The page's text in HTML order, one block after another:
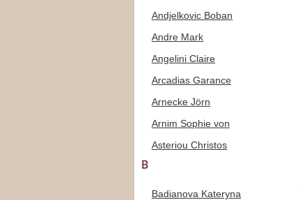
Andjelkovic Boban
Andre Mark
Angelini Claire
Arcadias Garance
Arnecke Jörn
Arnim Sophie von
Asteriou Christos
B
Badianova Kateryna